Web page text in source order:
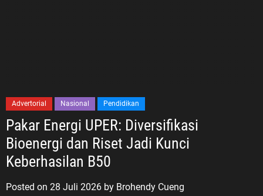
Advertorial Nasional Pendidikan
Pakar Energi UPER: Diversifikasi
Bioenergi dan Riset Jadi Kunci
Keberhasilan B50
Posted on 28 Juli 2026 by Brohendy Cueng